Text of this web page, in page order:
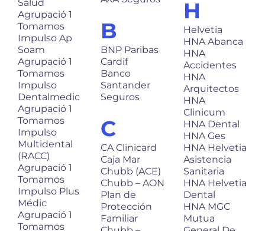
Salud
Agrupació 1
Tomamos
Impulso Ap
Soam
Agrupació 1
Tomamos
Impulso
Dentalmedic
Agrupació 1
Tomamos
Impulso
Multidental
(RACC)
Agrupació 1
Tomamos
Impulso Plus
Médic
Agrupació 1
Tomamos
B
BNP Paribas
Cardif
Banco
Santander
Seguros
C
CA Clinicard
Caja Mar
Chubb (ACE)
Chubb – AON
Plan de
Protección
Familiar
H
Helvetia
HNA Abanca
HNA
Accidentes
HNA
Arquitectos
HNA
Clinicum
HNA Dental
HNA Ges
HNA Helvetia
Asistencia
Sanitaria
HNA Helvetia
Dental
HNA MGC
Mutua